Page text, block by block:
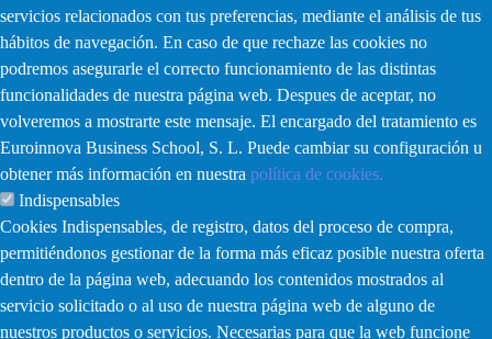
servicios relacionados con tus preferencias, mediante el análisis de tus
hábitos de navegación. En caso de que rechaze las cookies no
podremos asegurarle el correcto funcionamiento de las distintas
funcionalidades de nuestra página web. Despues de aceptar, no
volveremos a mostrarte este mensaje. El encargado del tratamiento es
Euroinnova Business School, S. L. Puede cambiar su configuración u
obtener más información en nuestra política de cookies.
Indispensables
Cookies Indispensables, de registro, datos del proceso de compra,
permitiéndonos gestionar de la forma más eficaz posible nuestra oferta
dentro de la página web, adecuando los contenidos mostrados al
servicio solicitado o al uso de nuestra página web de alguno de
nuestros productos o servicios. Necesarias para que la web funcione